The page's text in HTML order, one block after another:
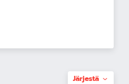
Järjestä